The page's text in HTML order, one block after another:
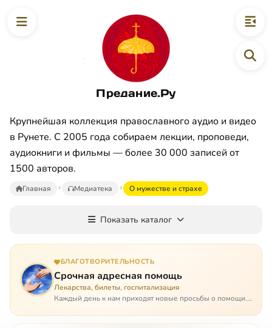
Предание.Ру
Крупнейшая коллекция православного аудио и видео
в Рунете. С 2005 года собираем лекции, проповеди,
аудиокниги и фильмы — более 30 000 записей от
1500 авторов.
Главная Медиатека О мужестве и страхе
Показать каталог
БЛАГОТВОРИТЕЛЬНОСТЬ
Срочная адресная помощь
Лекарства, билеты, госпитализация
Каждый день к нам приходят новые просьбы о помощи.
она нужна была вчера: в приеме лекарств образовался